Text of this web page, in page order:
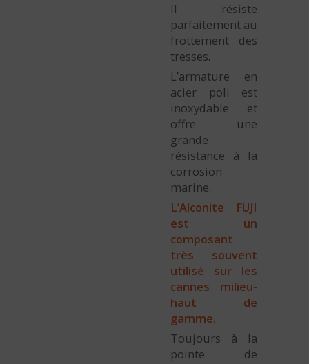
Il résiste
parfaitement au
frottement des
tresses.
L’armature en
acier poli est
inoxydable et
offre une
grande
résistance à la
corrosion
marine.
L’Alconite FUJI
est un
composant
très souvent
utilisé sur les
cannes milieu-
haut de
gamme.
Toujours à la
pointe de